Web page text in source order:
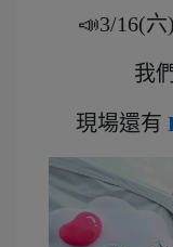
📣3/16(
我
現場還有